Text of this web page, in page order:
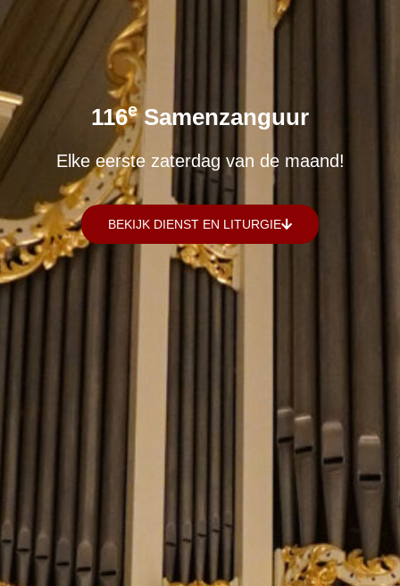
116ESamenzanguur
Elke eerste zaterdag van de maand!
BEKIJK DIENST EN LITURGIE